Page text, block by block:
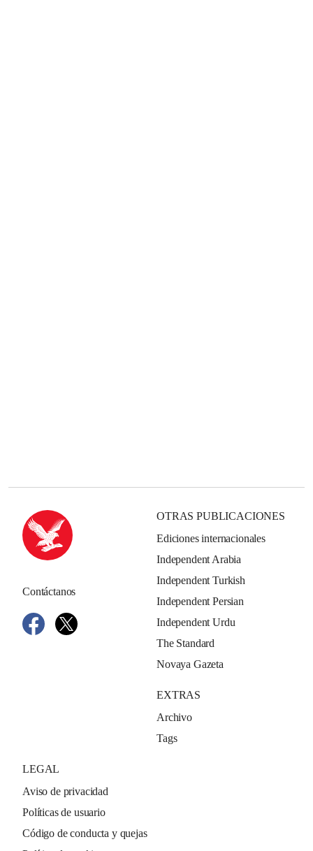
Contáctanos
OTRAS PUBLICACIONES
Ediciones internacionales
Independent Arabia
Independent Turkish
Independent Persian
Independent Urdu
The Standard
Novaya Gazeta
EXTRAS
Archivo
Tags
LEGAL
Aviso de privacidad
Políticas de usuario
Código de conducta y quejas